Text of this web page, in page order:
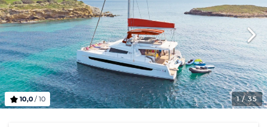
1/ 35
10,0/ 10